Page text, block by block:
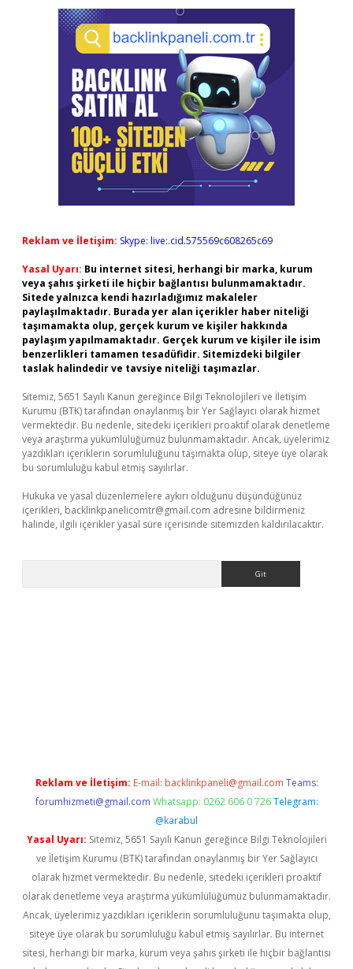
Reklam ve İletişim: Skype: live:.cid.575569c608265c69
Yasal Uyarı: Bu internet sitesi, herhangi bir marka, kurum
veya şahıs şirketi ile hiçbir bağlantısı bulunmamaktadır.
Sitede yalnızca kendi hazırladığımız makaleler
paylaşılmaktadır. Burada yer alan içerikler haber niteliği
taşımamakta olup, gerçek kurum ve kişiler hakkında
paylaşım yapılmamaktadır. Gerçek kurum ve kişiler ile isim
benzerlikleri tamamen tesadüfidir. Sitemizdeki bilgiler
taslak halindedir ve tavsiye niteliği taşımazlar.
Sitemiz, 5651 Sayılı Kanun gereğince Bilgi Teknolojileri ve İletişim
Kurumu (BTK) tarafından onaylanmış bir Yer Sağlayıcı olarak hizmet
vermektedir. Bu nedenle, sitedeki içerikleri proaktif olarak denetleme
veya araştırma yükümlülüğümüz bulunmamaktadır. Ancak, üyelerimiz
yazdıkları içeriklerin sorumluluğunu taşımakta olup, siteye üye olarak
bu sorumluluğu kabul etmiş sayılırlar.
Hukuka ve yasal düzenlemelere aykırı olduğunu düşündüğünüz
içerikleri, backlinkpanelicomtr@gmail.com adresine bildirmeniz
halinde, ilgili içerikler yasal süre içerisinde sitemizden kaldırılacaktır.
Reklam ve İletişim: E-mail: backlinkpaneli@gmail.com Teams:
forumhizmeti@gmail.com Whatsapp: 0262 606 0 726 Telegram:
@karabul
Yasal Uyarı: Sitemiz, 5651 Sayılı Kanun gereğince Bilgi Teknolojileri
ve İletişim Kurumu (BTK) tarafından onaylanmış bir Yer Sağlayıcı
olarak hizmet vermektedir. Bu nedenle, sitedeki içerikleri proaktif
olarak denetleme veya araştırma yükümlülüğümüz bulunmamaktadır.
Ancak, üyelerimiz yazdıkları içeriklerin sorumluluğunu taşımakta olup,
siteye üye olarak bu sorumluluğu kabul etmiş sayılırlar. Bu internet
sitesi, herhangi bir marka, kurum veya şahıs şirketi ile hiçbir bağlantısı